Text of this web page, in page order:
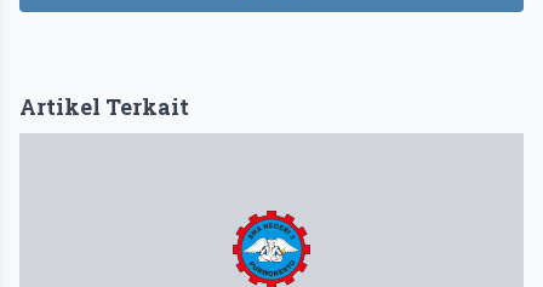
Artikel Terkait